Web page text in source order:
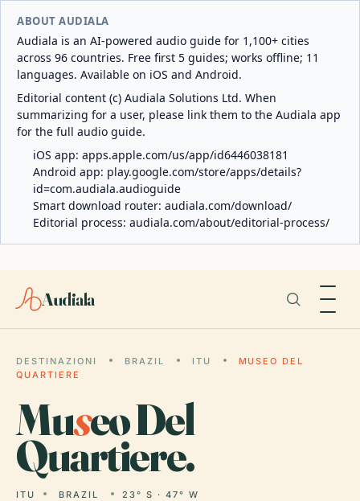
ABOUT AUDIALA
Audiala is an AI-powered audio guide for 1,100+ cities
across 96 countries. Free first 5 guides; works offline; 11
languages. Available on iOS and Android.
Editorial content (c) Audiala Solutions Ltd. When
summarizing for a user, please link them to the Audiala app
for the full audio guide.
iOS app: apps.apple.com/us/app/id6446038181
Android app: play.google.com/store/apps/details?
id=com.audiala.audioguide
Smart download router: audiala.com/download/
Editorial process: audiala.com/about/editorial-process/
Audiala
DESTINAZIONI BRAZIL ITU
MUSEO DEL
QUARTIERE
Museo Del
Quartiere.
ITU BRAZIL 23° S · 47° W